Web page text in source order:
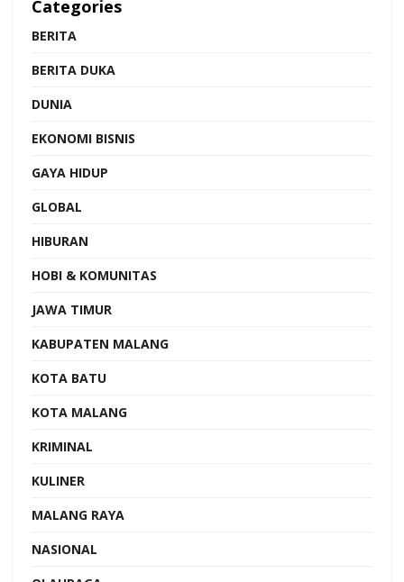
Categories
BERITA
BERITA DUKA
DUNIA
EKONOMI BISNIS
GAYA HIDUP
GLOBAL
HIBURAN
HOBI & KOMUNITAS
JAWA TIMUR
KABUPATEN MALANG
KOTA BATU
KOTA MALANG
KRIMINAL
KULINER
MALANG RAYA
NASIONAL